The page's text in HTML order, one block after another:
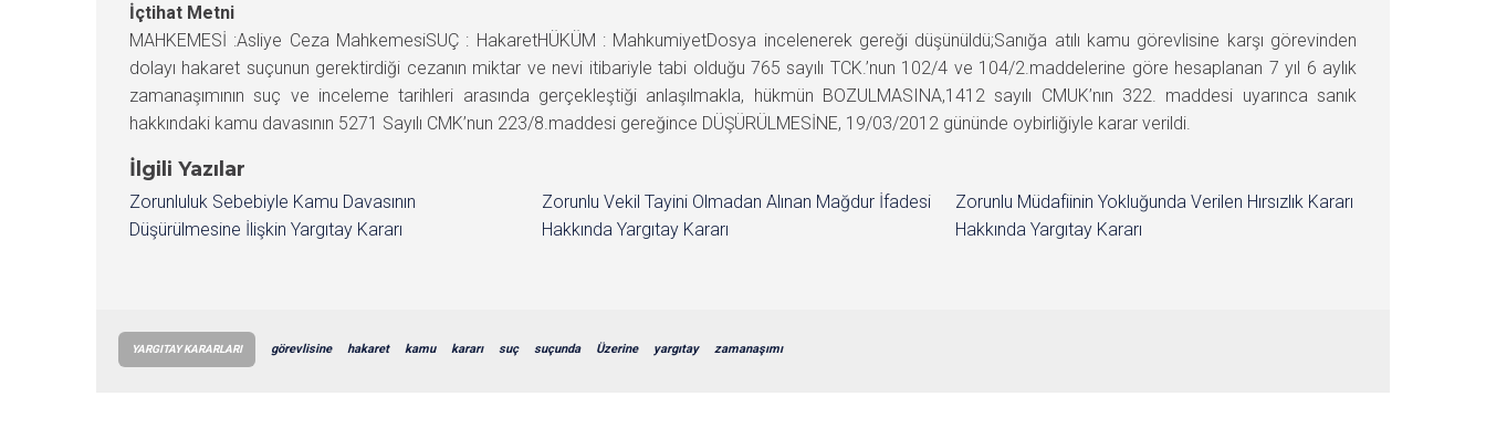
İçtihat Metni
MAHKEMESİ :Asliye Ceza MahkemesiSUÇ : HakaretHÜKÜM : MahkumiyetDosya incelenerek gereği düşünüldü;Sanığa atılı kamu görevlisine karşı görevinden
dolayı hakaret suçunun gerektirdiği cezanın miktar ve nevi itibariyle tabi olduğu 765 sayılı TCK.’nun 102/4 ve 104/2.maddelerine göre hesaplanan 7 yıl 6 aylık
zamanaşımının suç ve inceleme tarihleri arasında gerçekleştiği anlaşılmakla, hükmün BOZULMASINA,1412 sayılı CMUK’nın 322. maddesi uyarınca sanık
hakkındaki kamu davasının 5271 Sayılı CMK’nun 223/8.maddesi gereğince DÜŞÜRÜLMESİNE, 19/03/2012 gününde oybirliğiyle karar verildi.
İlgili Yazılar
Zorunluluk Sebebiyle Kamu Davasının
Düşürülmesine İlişkin Yargıtay Kararı
Zorunlu Vekil Tayini Olmadan Alınan Mağdur İfadesi
Hakkında Yargıtay Kararı
Zorunlu Müdafiinin Yokluğunda Verilen Hırsızlık Kararı
Hakkında Yargıtay Kararı
YARGITAY KARARLARI görevlisine hakaret kamu kararı suç suçunda Üzerine yargıtay zamanaşımı